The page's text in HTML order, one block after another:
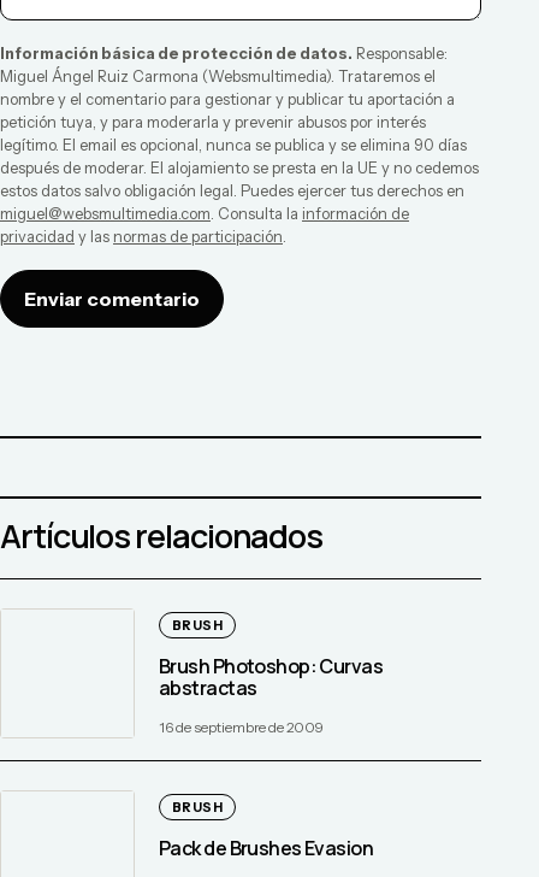
Información básica de protección de datos. Responsable:
Miguel Ángel Ruiz Carmona (Websmultimedia). Trataremos el
nombre y el comentario para gestionar y publicar tu aportación a
petición tuya, y para moderarla y prevenir abusos por interés
legítimo. El email es opcional, nunca se publica y se elimina 90 días
después de moderar. El alojamiento se presta en la UE y no cedemos
estos datos salvo obligación legal. Puedes ejercer tus derechos en
miguel@websmultimedia.com. Consulta la información de
privacidad y las normas de participación.
Enviar comentario
Artículos relacionados
BRUSH
Brush Photoshop: Curvas
abstractas
16 de septiembre de 2009
BRUSH
Pack de Brushes Evasion